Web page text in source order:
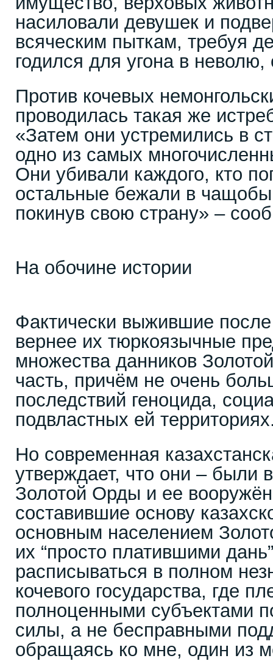
насиловали девушек и
всяческим пыткам, требуя
годился для угона в
Против кочевых
проводилась такая же
«Затем они устремились в
одно из самых
Они убивали каждого, кто
остальные бежали в
покинув свою страну» –
На обочине истории
Фактически выжившие
вернее их тюркоязычные
множества данников
часть, причём не очень
последствий геноцида,
подвластных ей
Но современная
утверждает, что они – были
Золотой Орды и ее
составившие основу
основным населением
их “просто платившими
расписываться в полном
кочевого государства, где
полноценными субъектами
силы, а не бесправными
обращаясь ко мне, один из